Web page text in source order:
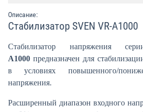
Описание:
Стабилизатор SVEN VR-A1000
Стабилизатор напряжения
A1000 предназначен для
в условиях повышенного/
напряжения.
Расширенный диапазон входного